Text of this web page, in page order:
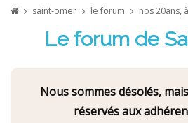
saint-omer le forum nos 20ans,
Le forum de
Nous sommes désolés,
réservés aux